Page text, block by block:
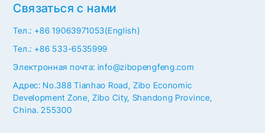
Связаться с нами
Тел.: +86 19063971053(English)
Тел.: +86 533-6535999
Электронная почта: info@zibopengfeng.com
Адрес: No.388 Tianhao Road, Zibo Economic
Development Zone, Zibo City, Shandong Province,
China. 255300